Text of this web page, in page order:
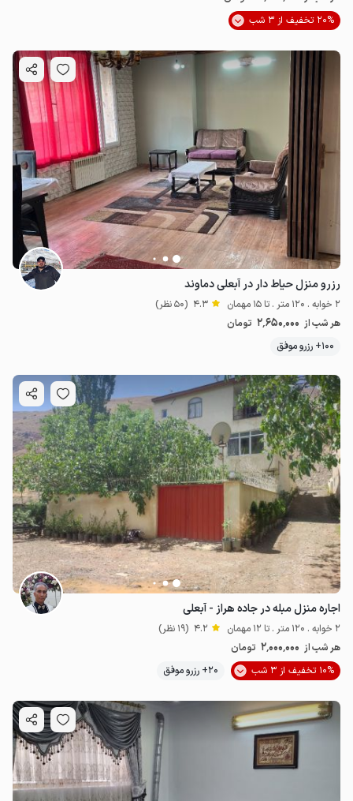
20% تخفیف از 3 شب
رزرو منزل حیاط دار در آبعلی دماوند
2 خوابه . 120 متر . تا 15 مهمان 4.3 (50 نظر)
هر شب از 2٬650٬000 تومان
100+ رزرو موفق
اجاره منزل مبله در جاده هراز - آبعلی
2 خوابه . 120 متر . تا 12 مهمان 4.2 (19 نظر)
هر شب از 2٬000٬000 تومان
10% تخفیف از 3 شب
20+ رزرو موفق